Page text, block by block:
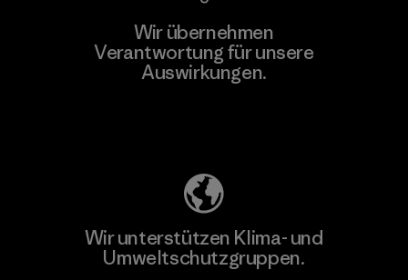
Wir übernehmen
Verantwortung für unsere
Auswirkungen.
Wir unterstützen Klima- und
Umweltschutzgruppen.